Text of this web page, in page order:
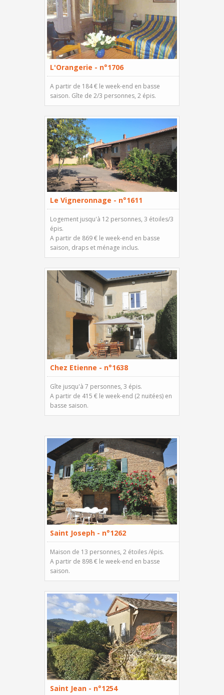
L'Orangerie - n°1706
A partir de 184 € le week-end en basse
saison. Gîte de 2/3 personnes, 2 épis.
Le Vigneronnage - n°1611
Logement jusqu'à 12 personnes, 3 étoiles/3
épis.
A partir de 869 € le week-end en basse
saison, draps et ménage inclus.
Chez Etienne - n°1638
Gîte jusqu'à 7 personnes, 3 épis.
A partir de 415 € le week-end (2 nuitées) en
basse saison.
Saint Joseph - n°1262
Maison de 13 personnes, 2 étoiles /épis.
A partir de 898 € le week-end en basse
saison.
Saint Jean - n°1254